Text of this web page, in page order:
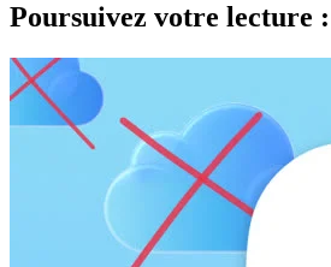
Poursuivez votre lecture :